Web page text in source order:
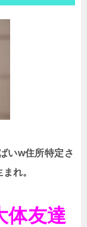
いw住所特定さ
れ。
体友達